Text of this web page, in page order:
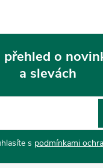
přehled o
a slevách
s podmínkami